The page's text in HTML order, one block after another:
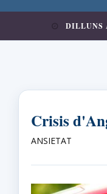
DILLUNS
Crisis
ANSIETAT